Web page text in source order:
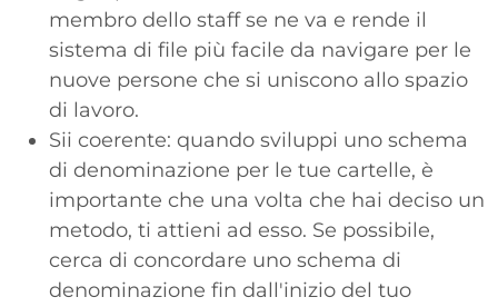
membro dello staff se ne va e rende il
sistema di file più facile da navigare per le
nuove persone che si uniscono allo spazio
di lavoro.
Sii coerente: quando sviluppi uno schema
di denominazione per le tue cartelle, è
importante che una volta che hai deciso un
metodo, ti attieni ad esso. Se possibile,
cerca di concordare uno schema di
denominazione fin dall'inizio del tuo